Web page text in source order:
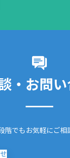
・お問
階でもお気軽にご相